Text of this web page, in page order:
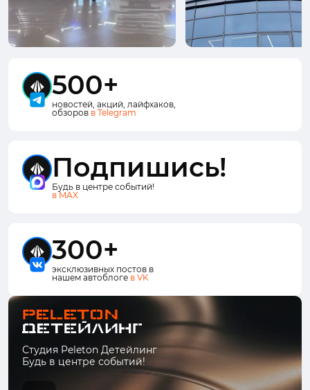
500+
новостей, акций, лайфхаков,
обзоров в Telegram
Подпишись!
Будь в центре событий!
в MAX
300+
эксклюзивных постов в
нашем автоблоге в VK
Студия Peleton Детейлинг
Будь в центре событий!